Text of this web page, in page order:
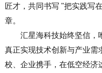
匠才，共同书写 "把实践写
章。
汇星海科技始终坚信，
真正实现技术创新与产业需
校、企业携手，在低空经济